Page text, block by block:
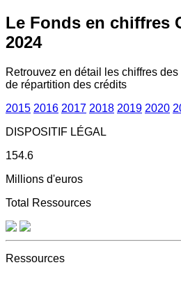
Le Fonds en chiffres
2024
Retrouvez en détail les chiffres
de répartition des crédits
2015 2016 2017 2018 2019 2020
DISPOSITIF LÉGAL
154.6
Millions d'euros
Total Ressources
Ressources